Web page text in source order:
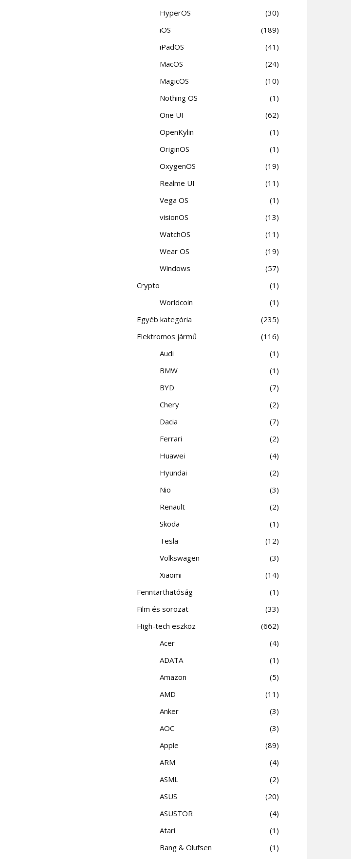
HyperOS
30
iOS
189
iPadOS
41
MacOS
24
MagicOS
10
Nothing OS
1
One UI
62
OpenKylin
1
OriginOS
1
OxygenOS
19
Realme UI
11
Vega OS
1
visionOS
13
WatchOS
11
Wear OS
19
Windows
57
Crypto
1
Worldcoin
1
Egyéb kategória
235
Elektromos jármű
116
Audi
1
BMW
1
BYD
7
Chery
2
Dacia
7
Ferrari
2
Huawei
4
Hyundai
2
Nio
3
Renault
2
Skoda
1
Tesla
12
Volkswagen
3
Xiaomi
14
Fenntarthatóság
1
Film és sorozat
33
High-tech eszköz
662
Acer
4
ADATA
1
Amazon
5
AMD
11
Anker
3
AOC
3
Apple
89
ARM
4
ASML
2
ASUS
20
ASUSTOR
4
Atari
1
Bang & Olufsen
1